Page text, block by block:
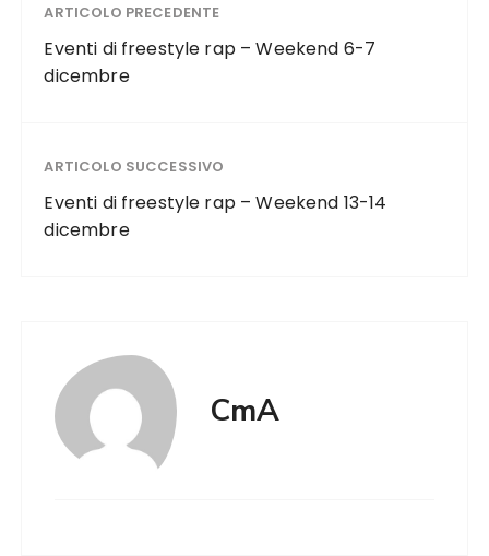
ARTICOLO PRECEDENTE
Eventi di freestyle rap – Weekend 6-7
dicembre
ARTICOLO SUCCESSIVO
Eventi di freestyle rap – Weekend 13-14
dicembre
CmA